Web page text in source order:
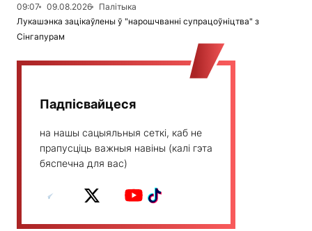
09:07
09.08.2026
Палітыка
Лукашэнка зацікаўлены ў "нарошчванні супрацоўніцтва" з
Сінгапурам
Падпісвайцеся
на нашы сацыяльныя сеткі, каб не
прапусціць важныя навіны (калі гэта
бяспечна для вас)